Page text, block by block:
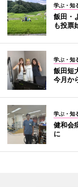
学ぶ・知
飯田・
も投票
学ぶ・知
飯田短
今月か
学ぶ・知
健和会
に